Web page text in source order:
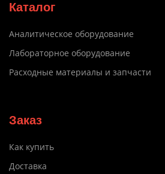
Каталог
Аналитическое оборудование
Лабораторное оборудование
Расходные материалы и запчасти
Заказ
Как купить
Доставка